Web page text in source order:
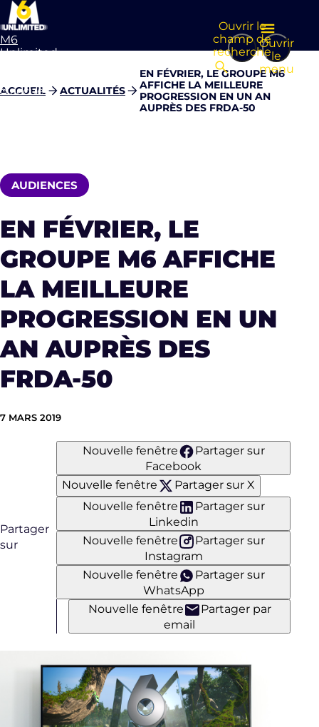
M6
Unlimited
d’accueil
Ouvrir
le
menu
Ouvrir le
champ de
recherche
ACCUEIL ACTUALITÉS
EN FÉVRIER, LE GROUPE M6
AFFICHE LA MEILLEURE
PROGRESSION EN UN AN
AUPRÈS DES FRDA-50
AUDIENCES
EN FÉVRIER, LE
GROUPE M6 AFFICHE
LA MEILLEURE
PROGRESSION EN UN
AN AUPRÈS DES
FRDA-50
7 MARS 2019
Partager
sur
Nouvelle fenêtre
Partager sur
Facebook
Nouvelle fenêtre
Partager sur X
Nouvelle fenêtre
Partager sur
Linkedin
Nouvelle fenêtre
Partager sur
Instagram
Nouvelle fenêtre
Partager sur
WhatsApp
Nouvelle fenêtre
Partager par
email